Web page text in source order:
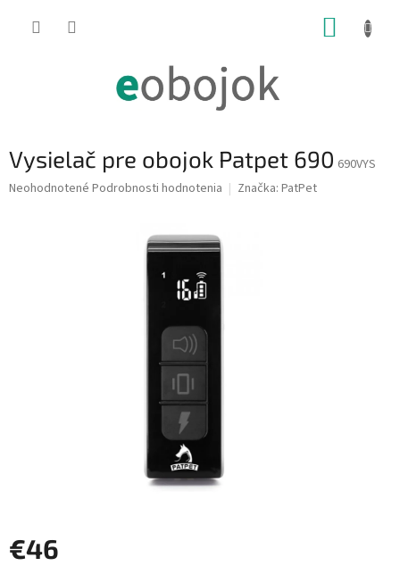
Vysielač pre obojok Patpet 690 690VYS
Priemerné
Neohodnotené Podrobnosti hodnotenia Značka: PatPet
€46